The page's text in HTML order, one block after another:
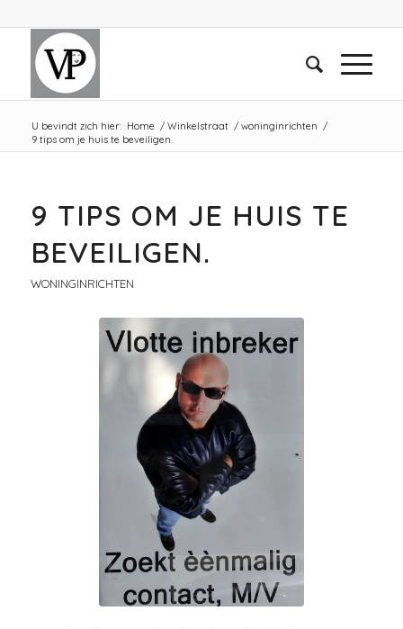
U bevindt zich hier: Home / Winkelstraat / woninginrichten /
9 tips om je huis te beveiligen.
9 TIPS OM JE HUIS TE
BEVEILIGEN.
WONINGINRICHTEN